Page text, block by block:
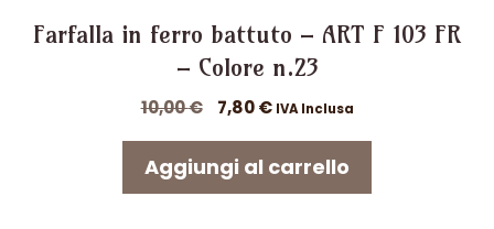
Farfalla in ferro battuto – ART F 103 FR
– Colore n.23
10,00€
Il
originale
era:
7,80€Il
attuale
IVA Inclusa
Aggiungi al carrello